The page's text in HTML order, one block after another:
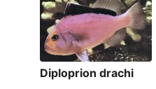
Diploprion drachi